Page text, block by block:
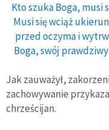
Kto szuka Boga, musi
Musi się wciąż
przed oczyma i
Boga, swój
Jak zauważył,
zachowywanie
chrześcijan.